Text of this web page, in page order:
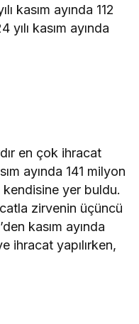
kasım ayında 112
kasım ayında
en çok ihracat
ayında 141 milyon
kendisine yer buldu.
zirvenin üçüncü
kasım ayında
ihracat yapılırken,